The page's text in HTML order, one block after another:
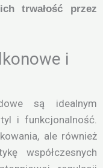
trwałość przez
i
są idealnym
i funkcjonalność.
ale również
współczesnych